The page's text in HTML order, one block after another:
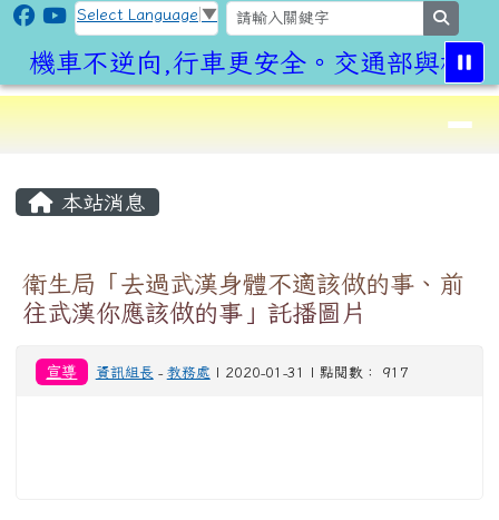
跳至主內容區
CLPS Site
Select Language ▼
機車不逆向,行車更安全。交通部與桃
⏸
導覽列
本站消息
衛生局「去過武漢身體不適該做的事、前
往武漢你應該做的事」託播圖片
宣導 資訊組長 - 教務處 | 2020-01-31 | 點閱數： 917